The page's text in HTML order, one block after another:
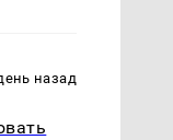
назад